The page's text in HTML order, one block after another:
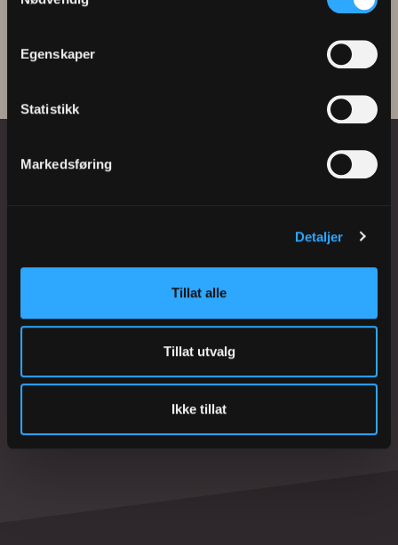
Egenskaper
Statistikk
Markedsføring
Detaljer
Tillat alle
Tillat utvalg
Ikke tillat
eventuelt bestemmer deg for å gjøre noe med
ditt hårtap.
LES MER BESTILL GRATIS KONSULTASJON